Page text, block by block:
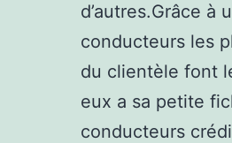
d’autres.Grâce
conducteurs les
du clientèle font
eux a sa petite
conducteurs